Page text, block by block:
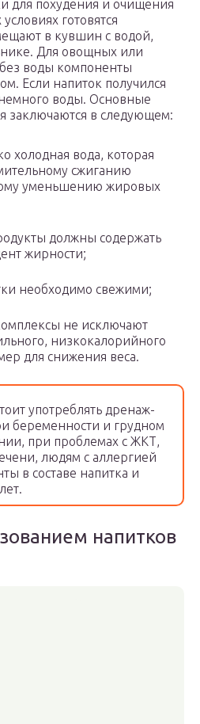
для похудения и очищения
готовятся
в кувшин с водой,
Для овощных или
воды компоненты
Если напиток получился
немного воды. Основные
заключаются в следующем:
холодная вода, которая
сжиганию
уменьшению жировых
должны содержать
жирности;
необходимо свежими;
не исключают
низкокалорийного
для снижения веса.
употреблять дренаж-
беременности и грудном
при проблемах с ЖКТ,
людям с аллергией
в составе напитка и
напитков